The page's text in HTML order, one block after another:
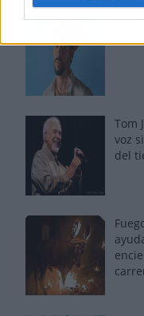
Los
Tom
voz
del